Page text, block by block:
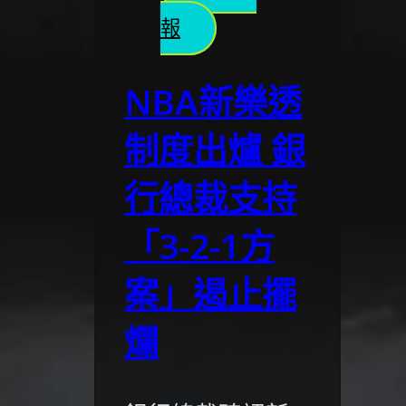
報
NBA新樂透
制度出爐 銀
行總裁支持
「3-2-1方
案」遏止擺
爛